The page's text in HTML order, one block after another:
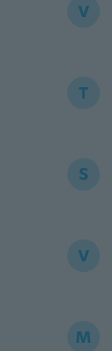
V
T
S
V
M